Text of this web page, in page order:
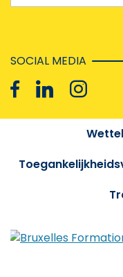
SOCIAL MEDIA